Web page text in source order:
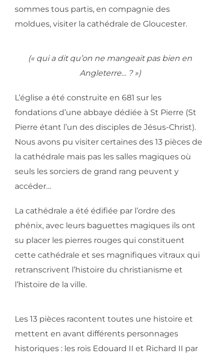
sommes tous partis, en compagnie des
moldues, visiter la cathédrale de Gloucester.
(« qui a dit qu’on ne mangeait pas bien en
Angleterre… ? »)
L’église a été construite en 681 sur les
fondations d’une abbaye dédiée à St Pierre (St
Pierre étant l’un des disciples de Jésus-Christ).
Nous avons pu visiter certaines des 13 pièces de
la cathédrale mais pas les salles magiques où
seuls les sorciers de grand rang peuvent y
accéder…
La cathédrale a été édifiée par l’ordre des
phénix, avec leurs baguettes magiques ils ont
su placer les pierres rouges qui constituent
cette cathédrale et ses magnifiques vitraux qui
retranscrivent l’histoire du christianisme et
l’histoire de la ville.
Les 13 pièces racontent toutes une histoire et
mettent en avant différents personnages
historiques : les rois Edouard II et Richard II par